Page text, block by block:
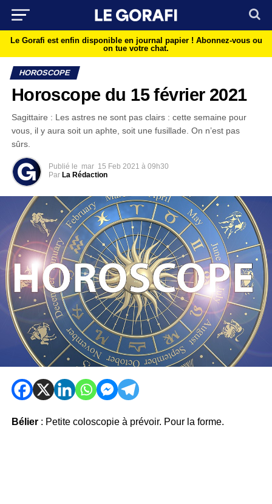
Le Gorafi est enfin disponible en journal papier ! Abonnez-vous ou
on tue votre chat.
HOROSCOPE
Horoscope du 15 février 2021
Sagittaire : Les astres ne sont pas clairs : cette semaine pour
vous, il y aura soit un aphte, soit une fusillade. On n’est pas
sûrs.
Publié le mar 15 Feb 2021 à 09h30
Par La Rédaction
Bélier: Petite coloscopie à prévoir. Pour la forme.